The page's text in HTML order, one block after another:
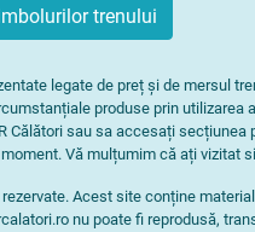
trenului
legate de preț și de mersul
produse prin
Călători sau sa accesați
Vă mulțumim că ați vizitat
Acest site conține
nu poate fi reprodusă,